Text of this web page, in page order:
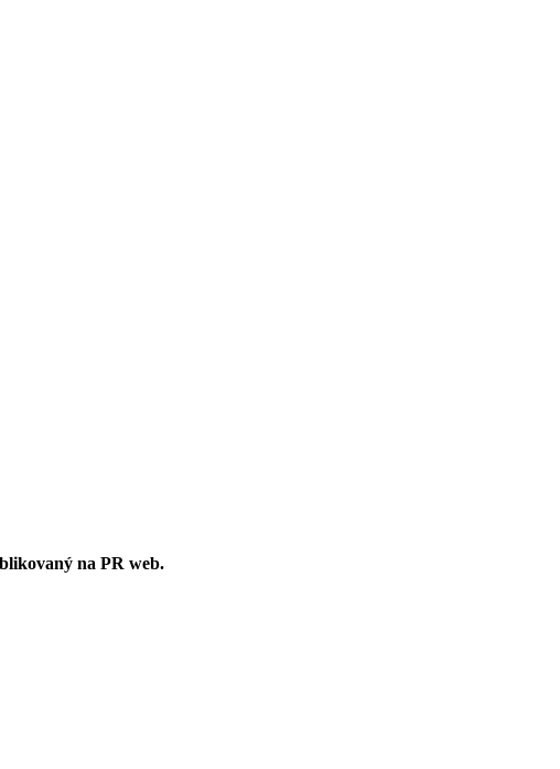
na PR web.